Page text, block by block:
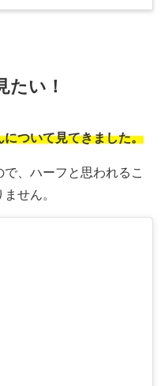
たい！
ついて見てきました。
、ハーフと思われるこ
せん。